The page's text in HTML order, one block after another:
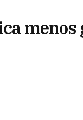
menos